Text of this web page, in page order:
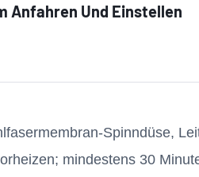
Anfahren Und Einstellen
Spinndüse,
mindestens 30